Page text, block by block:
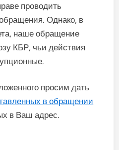
проводить
Однако, в
наше обращение
КБР, чьи действия
просим дать
в обращении
в Ваш адрес.